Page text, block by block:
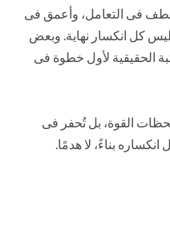
فى التعامل، وأعمق فى
كل انكسار نهاية. وبعض
الحقيقية لأول خطوة فى
القوة، بل تُحفر فى
بناءً، لا هدمًا.